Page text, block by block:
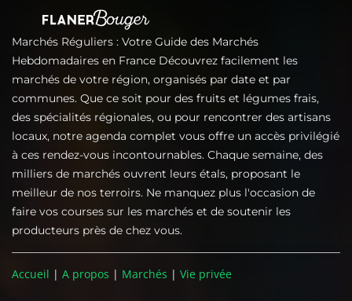
Marchés Réguliers : Votre Guide des Marchés
Hebdomadaires en France Découvrez facilement les
marchés de votre région, organisés par date et par
communes. Que ce soit pour des fruits et légumes frais,
des spécialités régionales, ou pour rencontrer des artisans
locaux, notre agenda complet vous offre un accès privilégié
à ces rendez-vous incontournables. Chaque semaine, des
milliers de marchés ouvrent leurs étals, proposant le
meilleur de nos terroirs. Ne manquez plus l'occasion de
faire vos courses sur les marchés et de soutenir les
producteurs près de chez vous.
Accueil | A propos | Marchés | Vie privée